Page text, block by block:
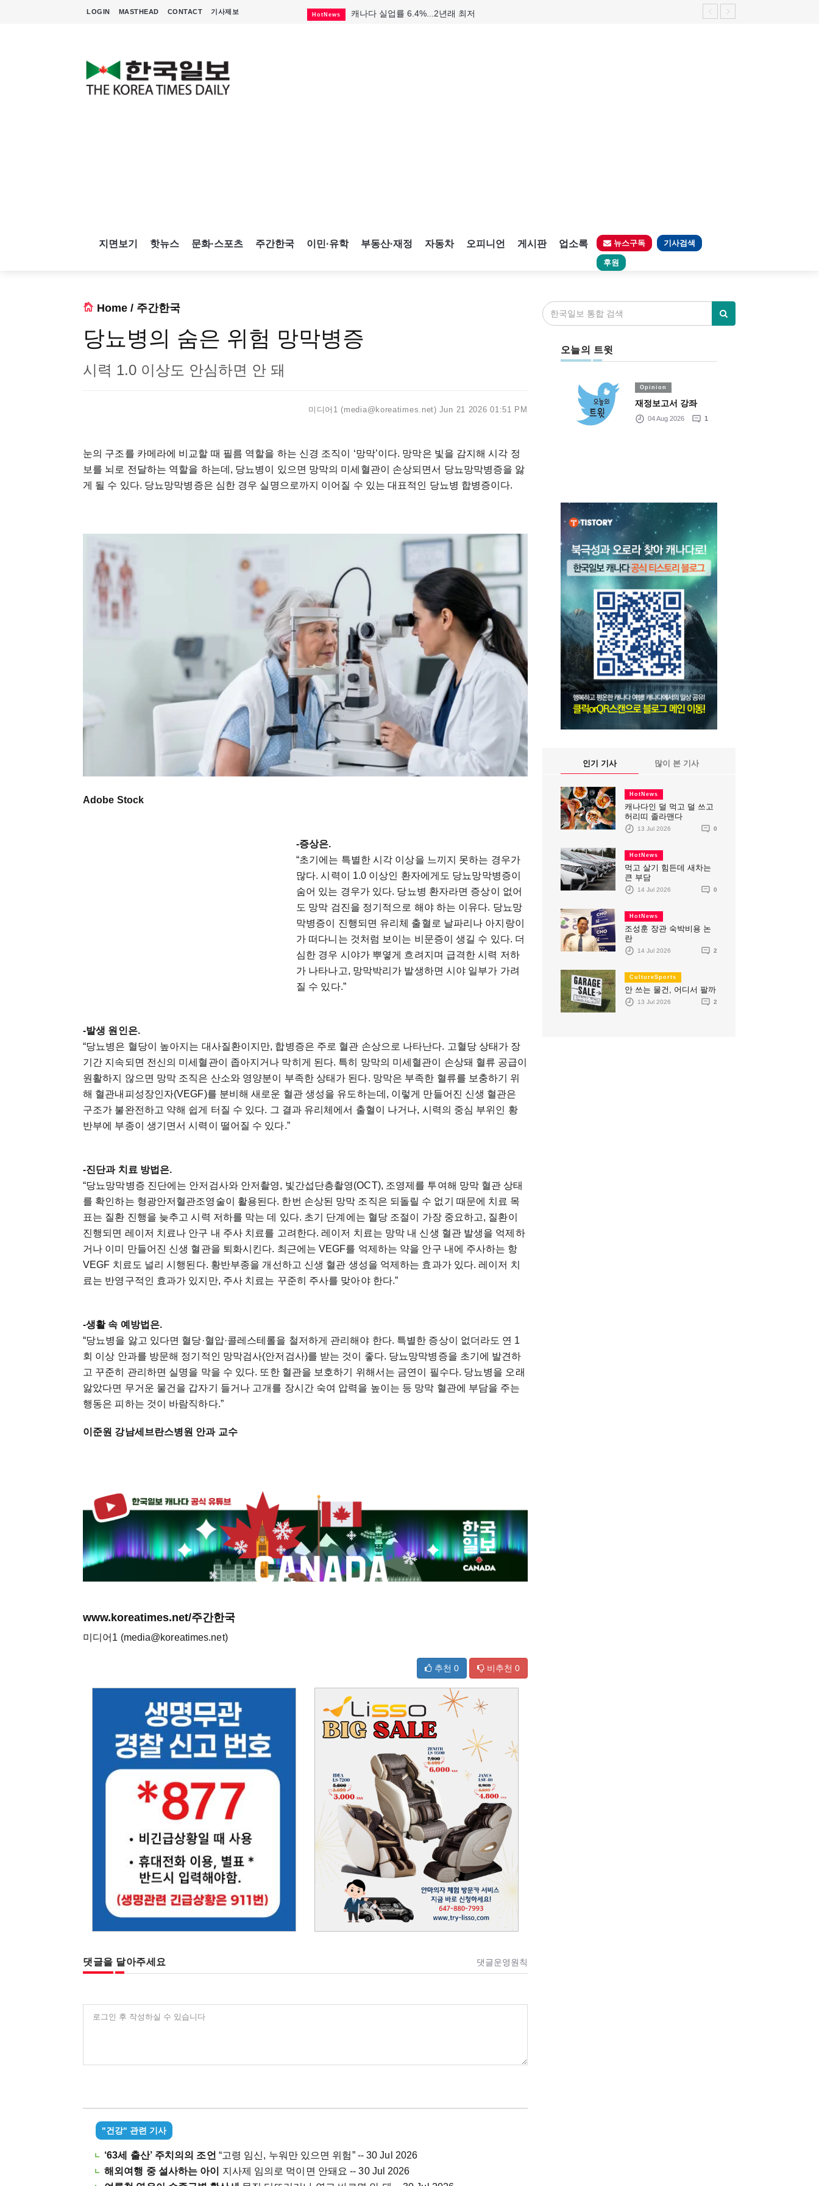
LOGIN MASTHEAD CONTACT 기사제보 HotNews 캐나다 실업률 6.4%...2년래 최저
지면보기 핫뉴스 문화·스포츠 주간한국 이민·유학 부동산·재정 자동차 오피니언 게시판 업소록 뉴스구독 기사검색
후원
Home / 주간한국
당뇨병의 숨은 위험 망막병증
시력 1.0 이상도 안심하면 안 돼
미디어1 (media@koreatimes.net) Jun 21 2026 01:51 PM
눈의 구조를 카메라에 비교할 때 필름 역할을 하는 신경 조직이 ‘망막’이다. 망막은 빛을 감지해 시각 정
보를 뇌로 전달하는 역할을 하는데, 당뇨병이 있으면 망막의 미세혈관이 손상되면서 당뇨망막병증을 앓
게 될 수 있다. 당뇨망막병증은 심한 경우 실명으로까지 이어질 수 있는 대표적인 당뇨병 합병증이다.
Adobe Stock
-증상은.
“초기에는 특별한 시각 이상을 느끼지 못하는 경우가
많다. 시력이 1.0 이상인 환자에게도 당뇨망막병증이
숨어 있는 경우가 있다. 당뇨병 환자라면 증상이 없어
도 망막 검진을 정기적으로 해야 하는 이유다. 당뇨망
막병증이 진행되면 유리체 출혈로 날파리나 아지랑이
가 떠다니는 것처럼 보이는 비문증이 생길 수 있다. 더
심한 경우 시야가 뿌옇게 흐려지며 급격한 시력 저하
가 나타나고, 망막박리가 발생하면 시야 일부가 가려
질 수 있다.”
-발생 원인은.
“당뇨병은 혈당이 높아지는 대사질환이지만, 합병증은 주로 혈관 손상으로 나타난다. 고혈당 상태가 장
기간 지속되면 전신의 미세혈관이 좁아지거나 막히게 된다. 특히 망막의 미세혈관이 손상돼 혈류 공급이
원활하지 않으면 망막 조직은 산소와 영양분이 부족한 상태가 된다. 망막은 부족한 혈류를 보충하기 위
해 혈관내피성장인자(VEGF)를 분비해 새로운 혈관 생성을 유도하는데, 이렇게 만들어진 신생 혈관은
구조가 불완전하고 약해 쉽게 터질 수 있다. 그 결과 유리체에서 출혈이 나거나, 시력의 중심 부위인 황
반부에 부종이 생기면서 시력이 떨어질 수 있다.”
-진단과 치료 방법은.
“당뇨망막병증 진단에는 안저검사와 안저촬영, 빛간섭단층촬영(OCT), 조영제를 투여해 망막 혈관 상태
를 확인하는 형광안저혈관조영술이 활용된다. 한번 손상된 망막 조직은 되돌릴 수 없기 때문에 치료 목
표는 질환 진행을 늦추고 시력 저하를 막는 데 있다. 초기 단계에는 혈당 조절이 가장 중요하고, 질환이
진행되면 레이저 치료나 안구 내 주사 치료를 고려한다. 레이저 치료는 망막 내 신생 혈관 발생을 억제하
거나 이미 만들어진 신생 혈관을 퇴화시킨다. 최근에는 VEGF를 억제하는 약을 안구 내에 주사하는 항
VEGF 치료도 널리 시행된다. 황반부종을 개선하고 신생 혈관 생성을 억제하는 효과가 있다. 레이저 치
료는 반영구적인 효과가 있지만, 주사 치료는 꾸준히 주사를 맞아야 한다.”
-생활 속 예방법은.
“당뇨병을 앓고 있다면 혈당·혈압·콜레스테롤을 철저하게 관리해야 한다. 특별한 증상이 없더라도 연 1
회 이상 안과를 방문해 정기적인 망막검사(안저검사)를 받는 것이 좋다. 당뇨망막병증을 초기에 발견하
고 꾸준히 관리하면 실명을 막을 수 있다. 또한 혈관을 보호하기 위해서는 금연이 필수다. 당뇨병을 오래
앓았다면 무거운 물건을 갑자기 들거나 고개를 장시간 숙여 압력을 높이는 등 망막 혈관에 부담을 주는
행동은 피하는 것이 바람직하다.”
이준원 강남세브란스병원 안과 교수
www.koreatimes.net/주간한국
미디어1 (media@koreatimes.net)
추천 0 비추천 0
댓글을 달아주세요 댓글운영원칙
로그인 후 작성하실 수 있습니다
"건강" 관련 기사
‘63세 출산’ 주치의의 조언 “고령 임신, 누워만 있으면 위험” -- 30 Jul 2026
해외여행 중 설사하는 아이
지사제 임의로 먹이면 안돼요 -- 30 Jul 2026
오늘의 트윗
Opinion
재정보고서 강좌
04 Aug 2026 1
인기 기사 많이 본 기사
HotNews
캐나다인 덜 먹고 덜 쓰고
허리띠 졸라맨다
13 Jul 2026 0
HotNews
먹고 살기 힘든데 새차는
큰 부담
14 Jul 2026 0
HotNews
조성훈 장관 숙박비용 논
란
14 Jul 2026 2
CultureSports
안 쓰는 물건, 어디서 팔까
13 Jul 2026 2